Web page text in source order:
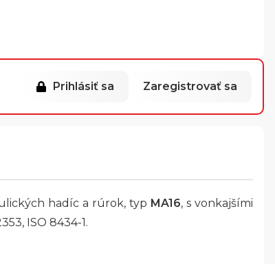
Prihlásiť sa Zaregistrovať sa
hadíc a rúrok, typ MA16, s vonkajšími
ISO 8434-1.